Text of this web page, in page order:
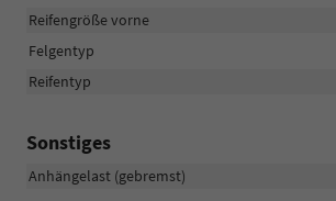
Reifengröße vorne
Felgentyp
Reifentyp
Sonstiges
Anhängelast (gebremst)